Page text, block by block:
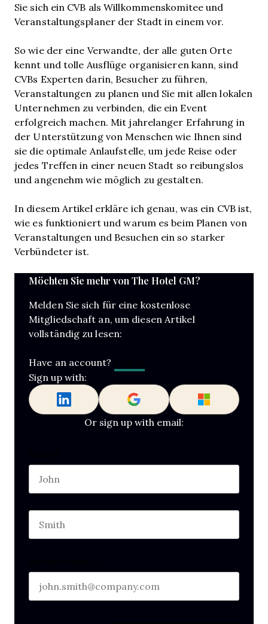
Sie sich ein CVB als Willkommenskomitee und
Veranstaltungsplaner der Stadt in einem vor.
So wie der eine Verwandte, der alle guten Orte
kennt und tolle Ausflüge organisieren kann, sind
CVBs Experten darin, Besucher zu führen,
Veranstaltungen zu planen und Sie mit allen lokalen
Unternehmen zu verbinden, die ein Event
erfolgreich machen. Mit jahrelanger Erfahrung in
der Unterstützung von Menschen wie Ihnen sind
sie die optimale Anlaufstelle, um jede Reise oder
jedes Treffen in einer neuen Stadt so reibungslos
und angenehm wie möglich zu gestalten.
In diesem Artikel erkläre ich genau, was ein CVB ist,
wie es funktioniert und warum es beim Planen von
Veranstaltungen und Besuchen ein so starker
Verbündeter ist.
Möchten Sie mehr von The Hotel GM?
Melden Sie sich für eine kostenlose
Mitgliedschaft an, um diesen Artikel
vollständig zu lesen:
Have an account?
Sign up with:
Or sign up with email: